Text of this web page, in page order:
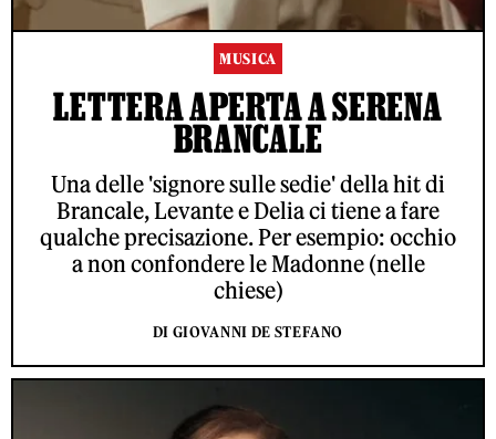
MUSICA
LETTERA APERTA A SERENA
BRANCALE
Una delle 'signore sulle sedie' della hit di
Brancale, Levante e Delia ci tiene a fare
qualche precisazione. Per esempio: occhio
a non confondere le Madonne (nelle
chiese)
DI GIOVANNI DE STEFANO